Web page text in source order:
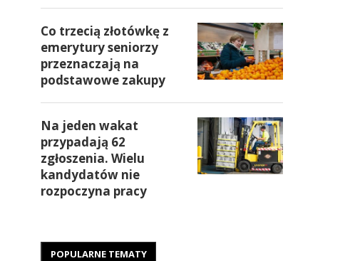
Co trzecią złotówkę z
emerytury seniorzy
przeznaczają na
podstawowe zakupy
Na jeden wakat
przypadają 62
zgłoszenia. Wielu
kandydatów nie
rozpoczyna pracy
POPULARNE TEMATY